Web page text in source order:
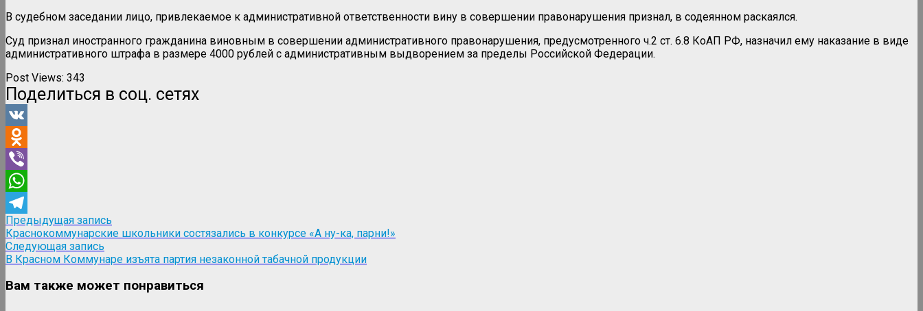
В судебном заседании лицо, привлекаемое к административной ответственности вину в совершении правонарушения признал, в содеянном раскаялся.
Суд признал иностранного гражданина виновным в совершении административного правонарушения, предусмотренного ч.2 ст. 6.8 КоАП РФ, назначил ему наказание в виде
административного штрафа в размере 4000 рублей с административным выдворением за пределы Российской Федерации.
Post Views: 343
Поделиться в соц. сетях
VK
Odnoklassniki
Viber
WhatsApp
Telegram
Навигация
по
записям
Предыдущая запись
запись:
Краснокоммунарские школьники состязались в конкурсе «А ну-ка, парни!»
Следующая запись
запись:
В Красном Коммунаре изъята партия незаконной табачной продукции
Вам также может понравиться